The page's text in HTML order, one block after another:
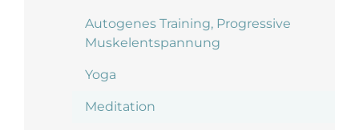
Autogenes Training, Progressive
Muskelentspannung
Yoga
Meditation